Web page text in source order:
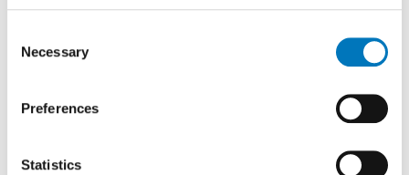
Selection
Necessary
Preferences
Statistics
Algengar spurningar